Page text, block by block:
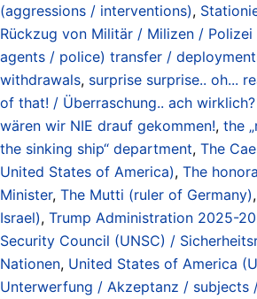
(aggressions / interventions),
Rückzug von Militär / Milizen /
agents / police) transfer /
withdrawals, surprise surprise.. oh...
of that! / Überraschung.. ach
wären wir NIE drauf gekommen!, the
the sinking ship“ department, The
United States of America), The
Minister, The Mutti (ruler of Germany),
Israel), Trump Administration 2025-
Security Council (UNSC) /
Nationen, United States of America
Unterwerfung / Akzeptanz / subjects